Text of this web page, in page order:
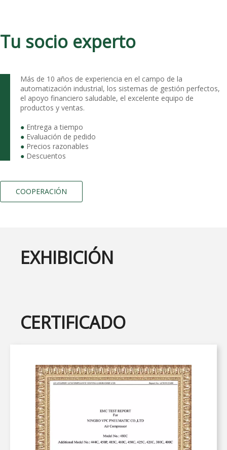
Tu socio experto
Más de 10 años de experiencia en el campo de la
automatización industrial, los sistemas de gestión perfectos,
el apoyo financiero saludable, el excelente equipo de
productos y ventas.
● Entrega a tiempo
● Evaluación de pedido
● Precios razonables
● Descuentos
COOPERACIÓN
EXHIBICIÓN
CERTIFICADO